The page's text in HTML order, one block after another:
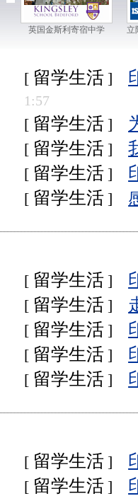
英国金斯利寄宿中学 立
[ 留学生活 ]
1:57
[ 留学生活 ]
[ 留学生活 ]
[ 留学生活 ]
[ 留学生活 ]
[ 留学生活 ]
[ 留学生活 ]
[ 留学生活 ]
[ 留学生活 ]
[ 留学生活 ]
[ 留学生活 ]
[ 留学生活 ]